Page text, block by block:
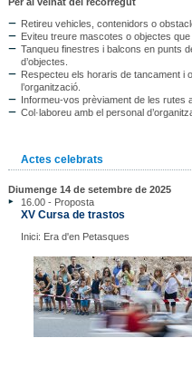
Retireu vehicles, contenidors o
Eviteu treure mascotes o objectes
Tanqueu finestres i balcons en punts
d’objectes.
Respecteu els horaris de tancament i
l’organització.
Informeu-vos prèviament de les rutes
Col·laboreu amb el personal
Actes celebrats
Diumenge 14 de setembre de 2025
16.00 - Proposta
XV Cursa de trastos
Inici: Era d'en Petasques